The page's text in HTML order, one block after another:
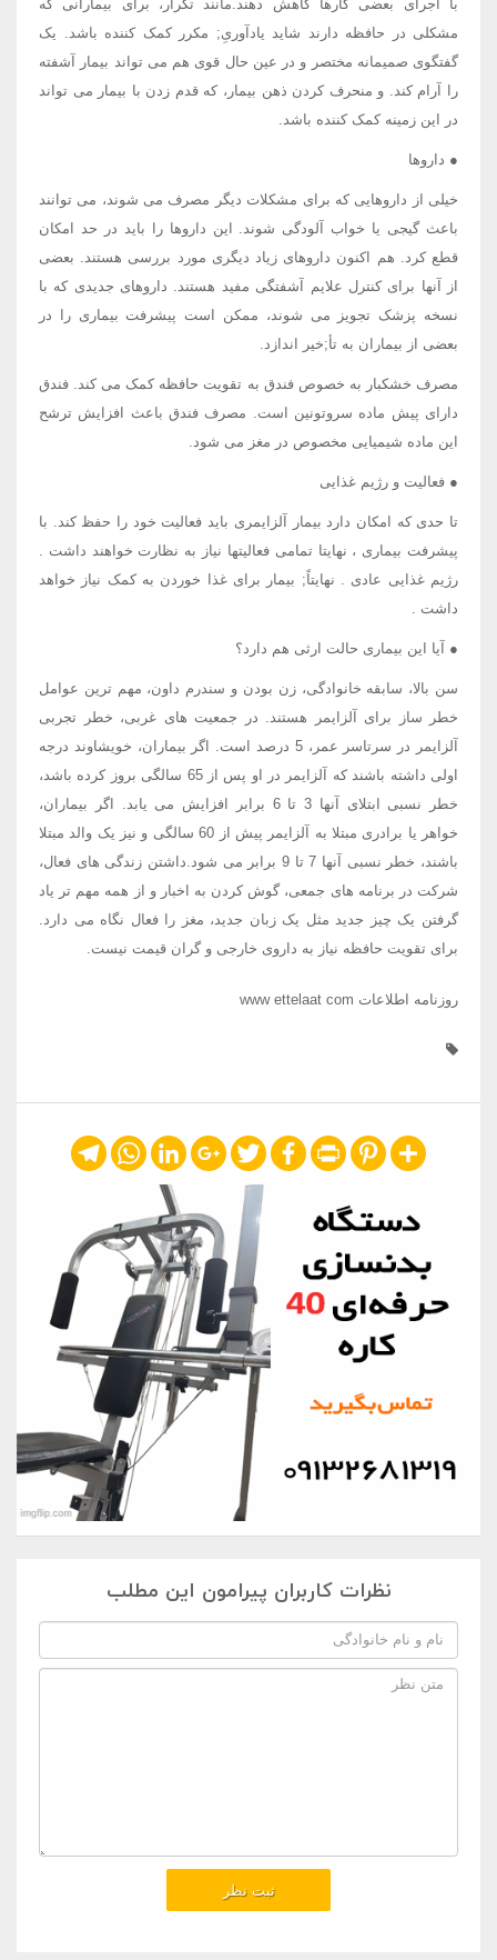
با اجرای بعضی کارها کاهش دهند.مانند تکرار، برای بیمارانی که
مشکلی در حافظه دارند شاید یادآوریِ; مکرر کمک کننده باشد. یک
گفتگوی صمیمانه مختصر و در عین حال قوی هم می تواند بیمار آشفته
را آرام کند. و منحرف کردن ذهن بیمار، که قدم زدن با بیمار می تواند
در این زمینه کمک کننده باشد.
● داروها
خیلی از داروهایی که برای مشکلات دیگر مصرف می شوند، می توانند
باعث گیجی یا خواب آلودگی شوند. این داروها را باید در حد امکان
قطع کرد. هم اکنون داروهای زیاد دیگری مورد بررسی هستند. بعضی
از آنها برای کنترل علایم آشفتگی مفید هستند. داروهای جدیدی که با
نسخه پزشک تجویز می شوند، ممکن است پیشرفت بیماری را در
بعضی از بیماران به تأ;خیر اندازد.
مصرف خشکبار به خصوص فندق به تقویت حافظه کمک می کند. فندق
دارای پیش ماده سروتونین است. مصرف فندق باعث افزایش ترشح
این ماده شیمیایی مخصوص در مغز می شود.
● فعالیت و رژیم غذایی
تا حدی که امکان دارد بیمار آلزایمری باید فعالیت خود را حفظ کند. با
پیشرفت بیماری ، نهایتا تمامی فعالیتها نیاز به نظارت خواهند داشت .
رژیم غذایی عادی . نهایتاً; بیمار برای غذا خوردن به کمک نیاز خواهد
داشت .
● آیا این بیماری حالت ارثی هم دارد؟
سن بالا، سابقه خانوادگی، زن بودن و سندرم داون، مهم ترین عوامل
خطر ساز برای آلزایمر هستند. در جمعیت های غربی، خطر تجربی
آلزایمر در سرتاسر عمر، 5 درصد است. اگر بیماران، خویشاوند درجه
اولی داشته باشند که آلزایمر در او پس از 65 سالگی بروز کرده باشد،
خطر نسبی ابتلای آنها 3 تا 6 برابر افزایش می یابد. اگر بیماران،
خواهر یا برادری مبتلا به آلزایمر پیش از 60 سالگی و نیز یک والد مبتلا
باشند، خطر نسبی آنها 7 تا 9 برابر می شود.داشتن زندگی های فعال،
شرکت در برنامه های جمعی، گوش کردن به اخبار و از همه مهم تر یاد
گرفتن یک چیز جدید مثل یک زبان جدید، مغز را فعال نگاه می دارد.
برای تقویت حافظه نیاز به داروی خارجی و گران قیمت نیست.
روزنامه اطلاعات www ettelaat com
Share
Pinterest
Print
Facebook
Twitter
Google+
LinkedIn
WhatsApp
Telegram
نظرات کاربران پیرامون این مطلب